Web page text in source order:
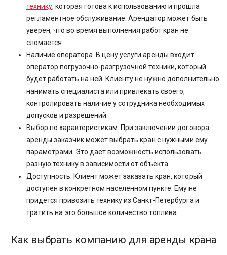
технику, которая готова к использованию и прошла
регламентное обслуживание. Арендатор может быть
уверен, что во время выполнения работ кран не
сломается.
Наличие оператора. В цену услуги аренды входит
оператор погрузочно-разгрузочной техники, который
будет работать на ней. Клиенту не нужно дополнительно
нанимать специалиста или привлекать своего,
контролировать наличие у сотрудника необходимых
допусков и разрешений.
Выбор по характеристикам. При заключении договора
аренды заказчик может выбрать кран с нужными ему
параметрами. Это дает возможность использовать
разную технику в зависимости от объекта.
Доступность. Клиент может заказать кран, который
доступен в конкретном населенном пункте. Ему не
придется привозить технику из Санкт-Петербурга и
тратить на это большое количество топлива.
Как выбрать компанию для аренды крана